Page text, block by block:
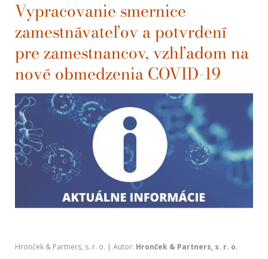
Vypracovanie smernice
zamestnávateľov a potvrdení
pre zamestnancov, vzhľadom na
nové obmedzenia COVID-19
Hronček & Partners, s. r. o. | Autor: Hronček & Partners, s. r. o.